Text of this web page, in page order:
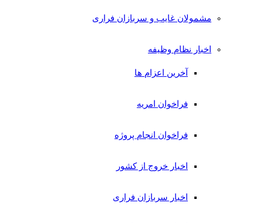
مشمولان غایب و سربازان فراری
اخبار نظام وظیفه
آخرین اعزام ها
فراخوان امریه
فراخوان انجام پروژه
اخبار خروج از کشور
اخبار سربازان فراری